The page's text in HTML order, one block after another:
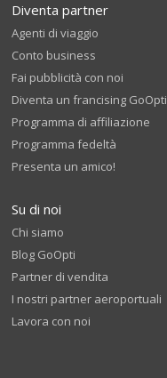
Diventa partner
Agenti di viaggio
Conto business
Fai pubblicità con noi
Diventa un francising GoOpti
Programma di affiliazione
Programma fedeltà
Presenta un amico!
Su di noi
Chi siamo
Blog GoOpti
Partner di vendita
I nostri partner aeroportuali
Lavora con noi